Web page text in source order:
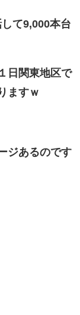
て9,000本台
日関東地区で
ますｗ
ジあるのです